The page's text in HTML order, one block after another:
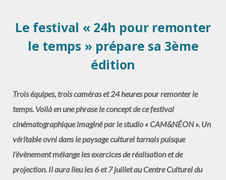
Le festival « 24h pour remonter
le temps » prépare sa 3ème
édition
Trois équipes, trois caméras et 24 heures pour remonter le
temps. Voilà en une phrase le concept de ce festival
cinématographique imaginé par le studio « CAM&NÉON ». Un
véritable ovni dans le paysage culturel tarnais puisque
l’évènement mélange les exercices de réalisation et de
projection. Il aura lieu les 6 et 7 juillet au Centre Culturel du